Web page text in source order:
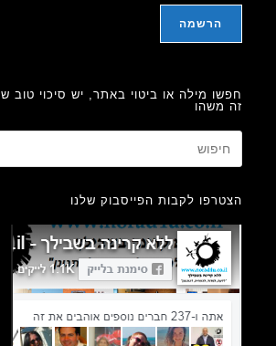
מילה או ביטוי באתר, יש סיכוי טוב שכבר
לקבות הפייסבוק שלנו